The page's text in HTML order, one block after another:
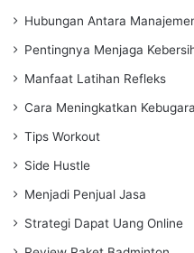
Hubungan Antara
Pentingnya Menjaga
Manfaat Latihan Refleks
Cara Meningkatkan
Tips Workout
Side Hustle
Menjadi Penjual Jasa
Strategi Dapat Uang Online